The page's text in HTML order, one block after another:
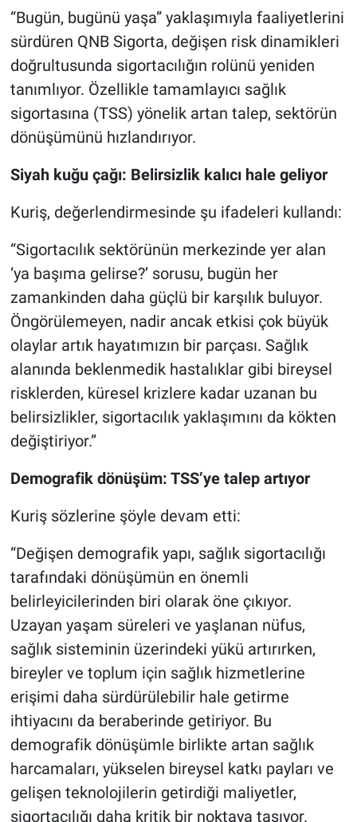
“Bugün, bugünü yaşa” yaklaşımıyla faaliyetlerini
sürdüren QNB Sigorta, değişen risk dinamikleri
doğrultusunda sigortacılığın rolünü yeniden
tanımlıyor. Özellikle tamamlayıcı sağlık
sigortasına (TSS) yönelik artan talep, sektörün
dönüşümünü hızlandırıyor.
Siyah kuğu çağı: Belirsizlik kalıcı hale geliyor
Kuriş, değerlendirmesinde şu ifadeleri kullandı:
“Sigortacılık sektörünün merkezinde yer alan
‘ya başıma gelirse?’ sorusu, bugün her
zamankinden daha güçlü bir karşılık buluyor.
Öngörülemeyen, nadir ancak etkisi çok büyük
olaylar artık hayatımızın bir parçası. Sağlık
alanında beklenmedik hastalıklar gibi bireysel
risklerden, küresel krizlere kadar uzanan bu
belirsizlikler, sigortacılık yaklaşımını da kökten
değiştiriyor.”
Demografik dönüşüm: TSS’ye talep artıyor
Kuriş sözlerine şöyle devam etti:
“Değişen demografik yapı, sağlık sigortacılığı
tarafındaki dönüşümün en önemli
belirleyicilerinden biri olarak öne çıkıyor.
Uzayan yaşam süreleri ve yaşlanan nüfus,
sağlık sisteminin üzerindeki yükü artırırken,
bireyler ve toplum için sağlık hizmetlerine
erişimi daha sürdürülebilir hale getirme
ihtiyacını da beraberinde getiriyor. Bu
demografik dönüşümle birlikte artan sağlık
harcamaları, yükselen bireysel katkı payları ve
gelişen teknolojilerin getirdiği maliyetler,
sigortacılığı daha kritik bir noktaya taşıyor.